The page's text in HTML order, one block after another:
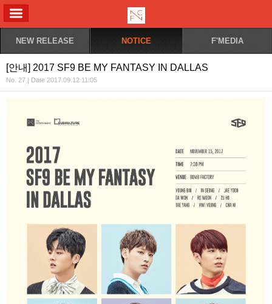
NEW RELEASE NOTICE F'MEDIA
[안내] 2017 SF9 BE MY FANTASY IN DALLAS
No. 27 | Date 2017.09.12 11:05